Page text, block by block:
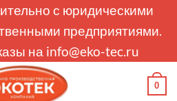
с юридическими
предприятиями.
на info@eko-tec.ru
0